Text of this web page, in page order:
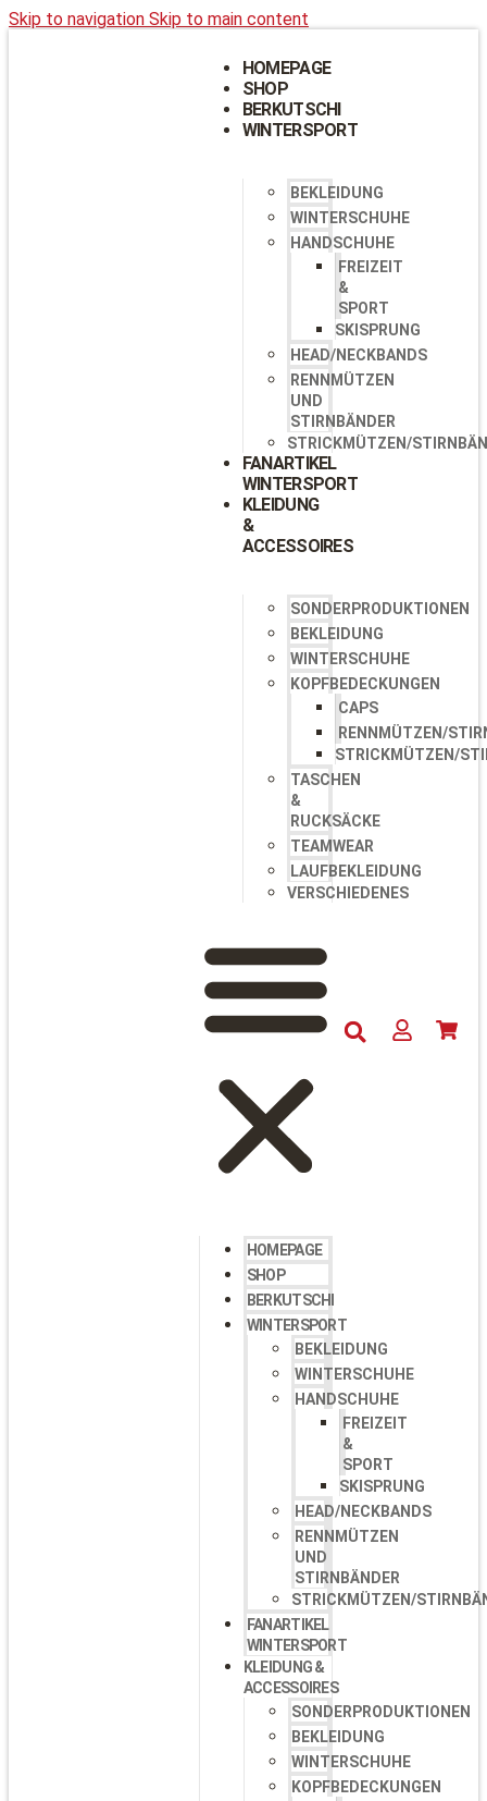
Skip to navigation Skip to main content
HOMEPAGE
SHOP
BERKUTSCHI
WINTERSPORT
BEKLEIDUNG
WINTERSCHUHE
HANDSCHUHE
FREIZEIT
&
SPORT
SKISPRUNG
HEAD/NECKBANDS
RENNMÜTZEN
UND
STIRNBÄNDER
STRICKMÜTZEN/
FANARTIKEL
WINTERSPORT
KLEIDUNG
&
ACCESSOIRES
SONDERPRODUKTIONEN
BEKLEIDUNG
WINTERSCHUHE
KOPFBEDECKUNGEN
CAPS
RENNMÜTZEN/
STRICKMÜTZEN/
TASCHEN
&
RUCKSÄCKE
TEAMWEAR
LAUFBEKLEIDUNG
VERSCHIEDENES
HOMEPAGE
SHOP
BERKUTSCHI
WINTERSPORT
BEKLEIDUNG
WINTERSCHUHE
HANDSCHUHE
FREIZEIT
&
SPORT
SKISPRUNG
HEAD/NECKBANDS
RENNMÜTZEN
UND
STIRNBÄNDER
STRICKMÜTZEN/
FANARTIKEL
WINTERSPORT
KLEIDUNG &
ACCESSOIRES
SONDERPRODUKTIONEN
BEKLEIDUNG
WINTERSCHUHE
KOPFBEDECKUNGEN